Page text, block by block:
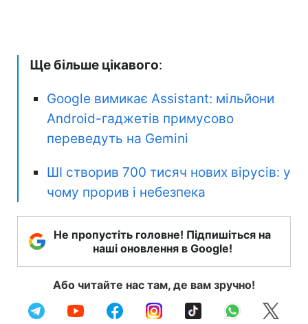
Ще більше цікавого:
Google вимикає Assistant: мільйони
Android-гаджетів примусово
переведуть на Gemini
ШІ створив 700 тисяч нових вірусів: у
чому прорив і небезпека
Не пропустіть головне! Підпишіться на
наші оновлення в Google!
Або читайте нас там, де вам зручно!